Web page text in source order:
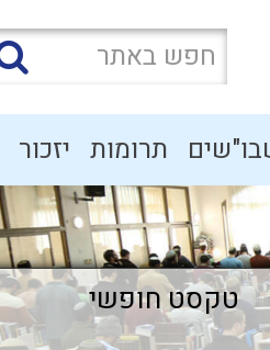
תרומות יזכור